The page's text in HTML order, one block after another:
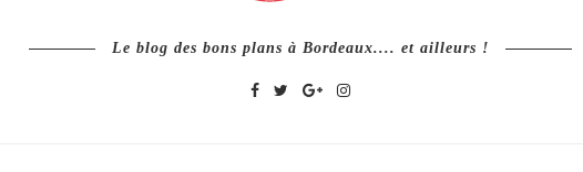
Le blog des bons plans à Bordeaux.... et ailleurs !